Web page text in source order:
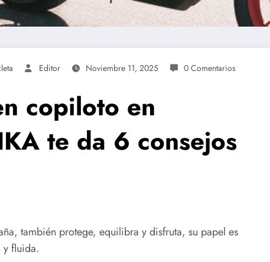
Editor Noviembre 11, 2025 0 Comentarios
copiloto en
te da 6 consejos
también protege, equilibra y disfruta, su papel es
y fluida.